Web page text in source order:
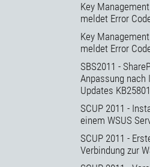
Key
meldet Error
Key
meldet Error
SBS2011 -
Anpassung
Updates
SCUP 2011 -
einem WSUS
SCUP 2011 -
Verbindung zur